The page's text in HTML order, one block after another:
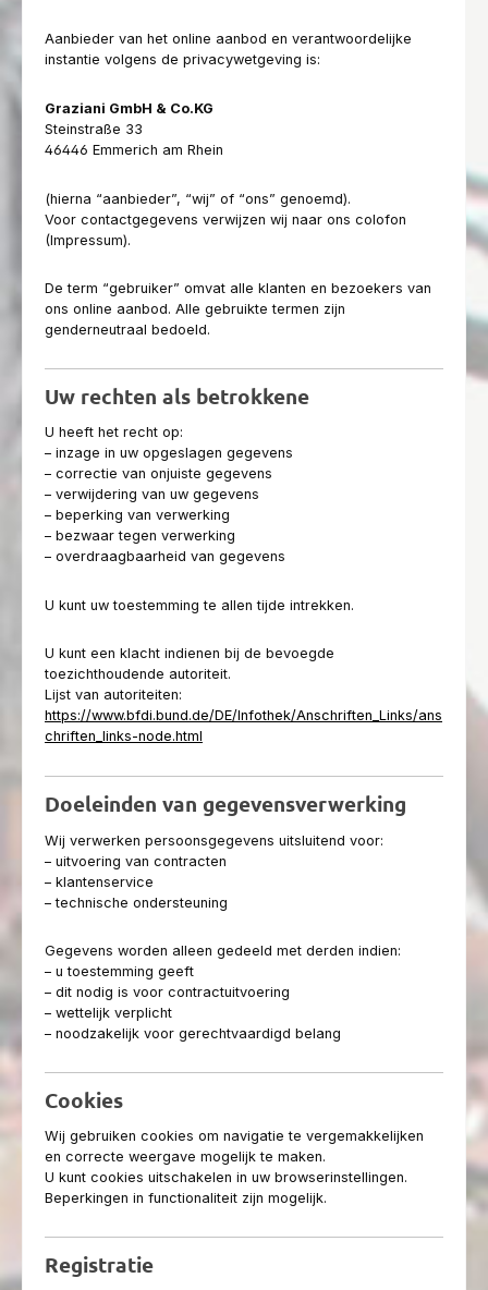
Aanbieder van het online aanbod en verantwoordelijke
instantie volgens de privacywetgeving is:
Graziani GmbH & Co.KG
Steinstraße 33
46446 Emmerich am Rhein
(hierna “aanbieder”, “wij” of “ons” genoemd).
Voor contactgegevens verwijzen wij naar ons colofon
(Impressum).
De term “gebruiker” omvat alle klanten en bezoekers van
ons online aanbod. Alle gebruikte termen zijn
genderneutraal bedoeld.
Uw rechten als betrokkene
U heeft het recht op:
– inzage in uw opgeslagen gegevens
– correctie van onjuiste gegevens
– verwijdering van uw gegevens
– beperking van verwerking
– bezwaar tegen verwerking
– overdraagbaarheid van gegevens
U kunt uw toestemming te allen tijde intrekken.
U kunt een klacht indienen bij de bevoegde
toezichthoudende autoriteit.
Lijst van autoriteiten:
https://www.bfdi.bund.de/DE/Infothek/Anschriften_Links/ans
chriften_links-node.html
Doeleinden van gegevensverwerking
Wij verwerken persoonsgegevens uitsluitend voor:
– uitvoering van contracten
– klantenservice
– technische ondersteuning
Gegevens worden alleen gedeeld met derden indien:
– u toestemming geeft
– dit nodig is voor contractuitvoering
– wettelijk verplicht
– noodzakelijk voor gerechtvaardigd belang
Cookies
Wij gebruiken cookies om navigatie te vergemakkelijken
en correcte weergave mogelijk te maken.
U kunt cookies uitschakelen in uw browserinstellingen.
Beperkingen in functionaliteit zijn mogelijk.
Registratie